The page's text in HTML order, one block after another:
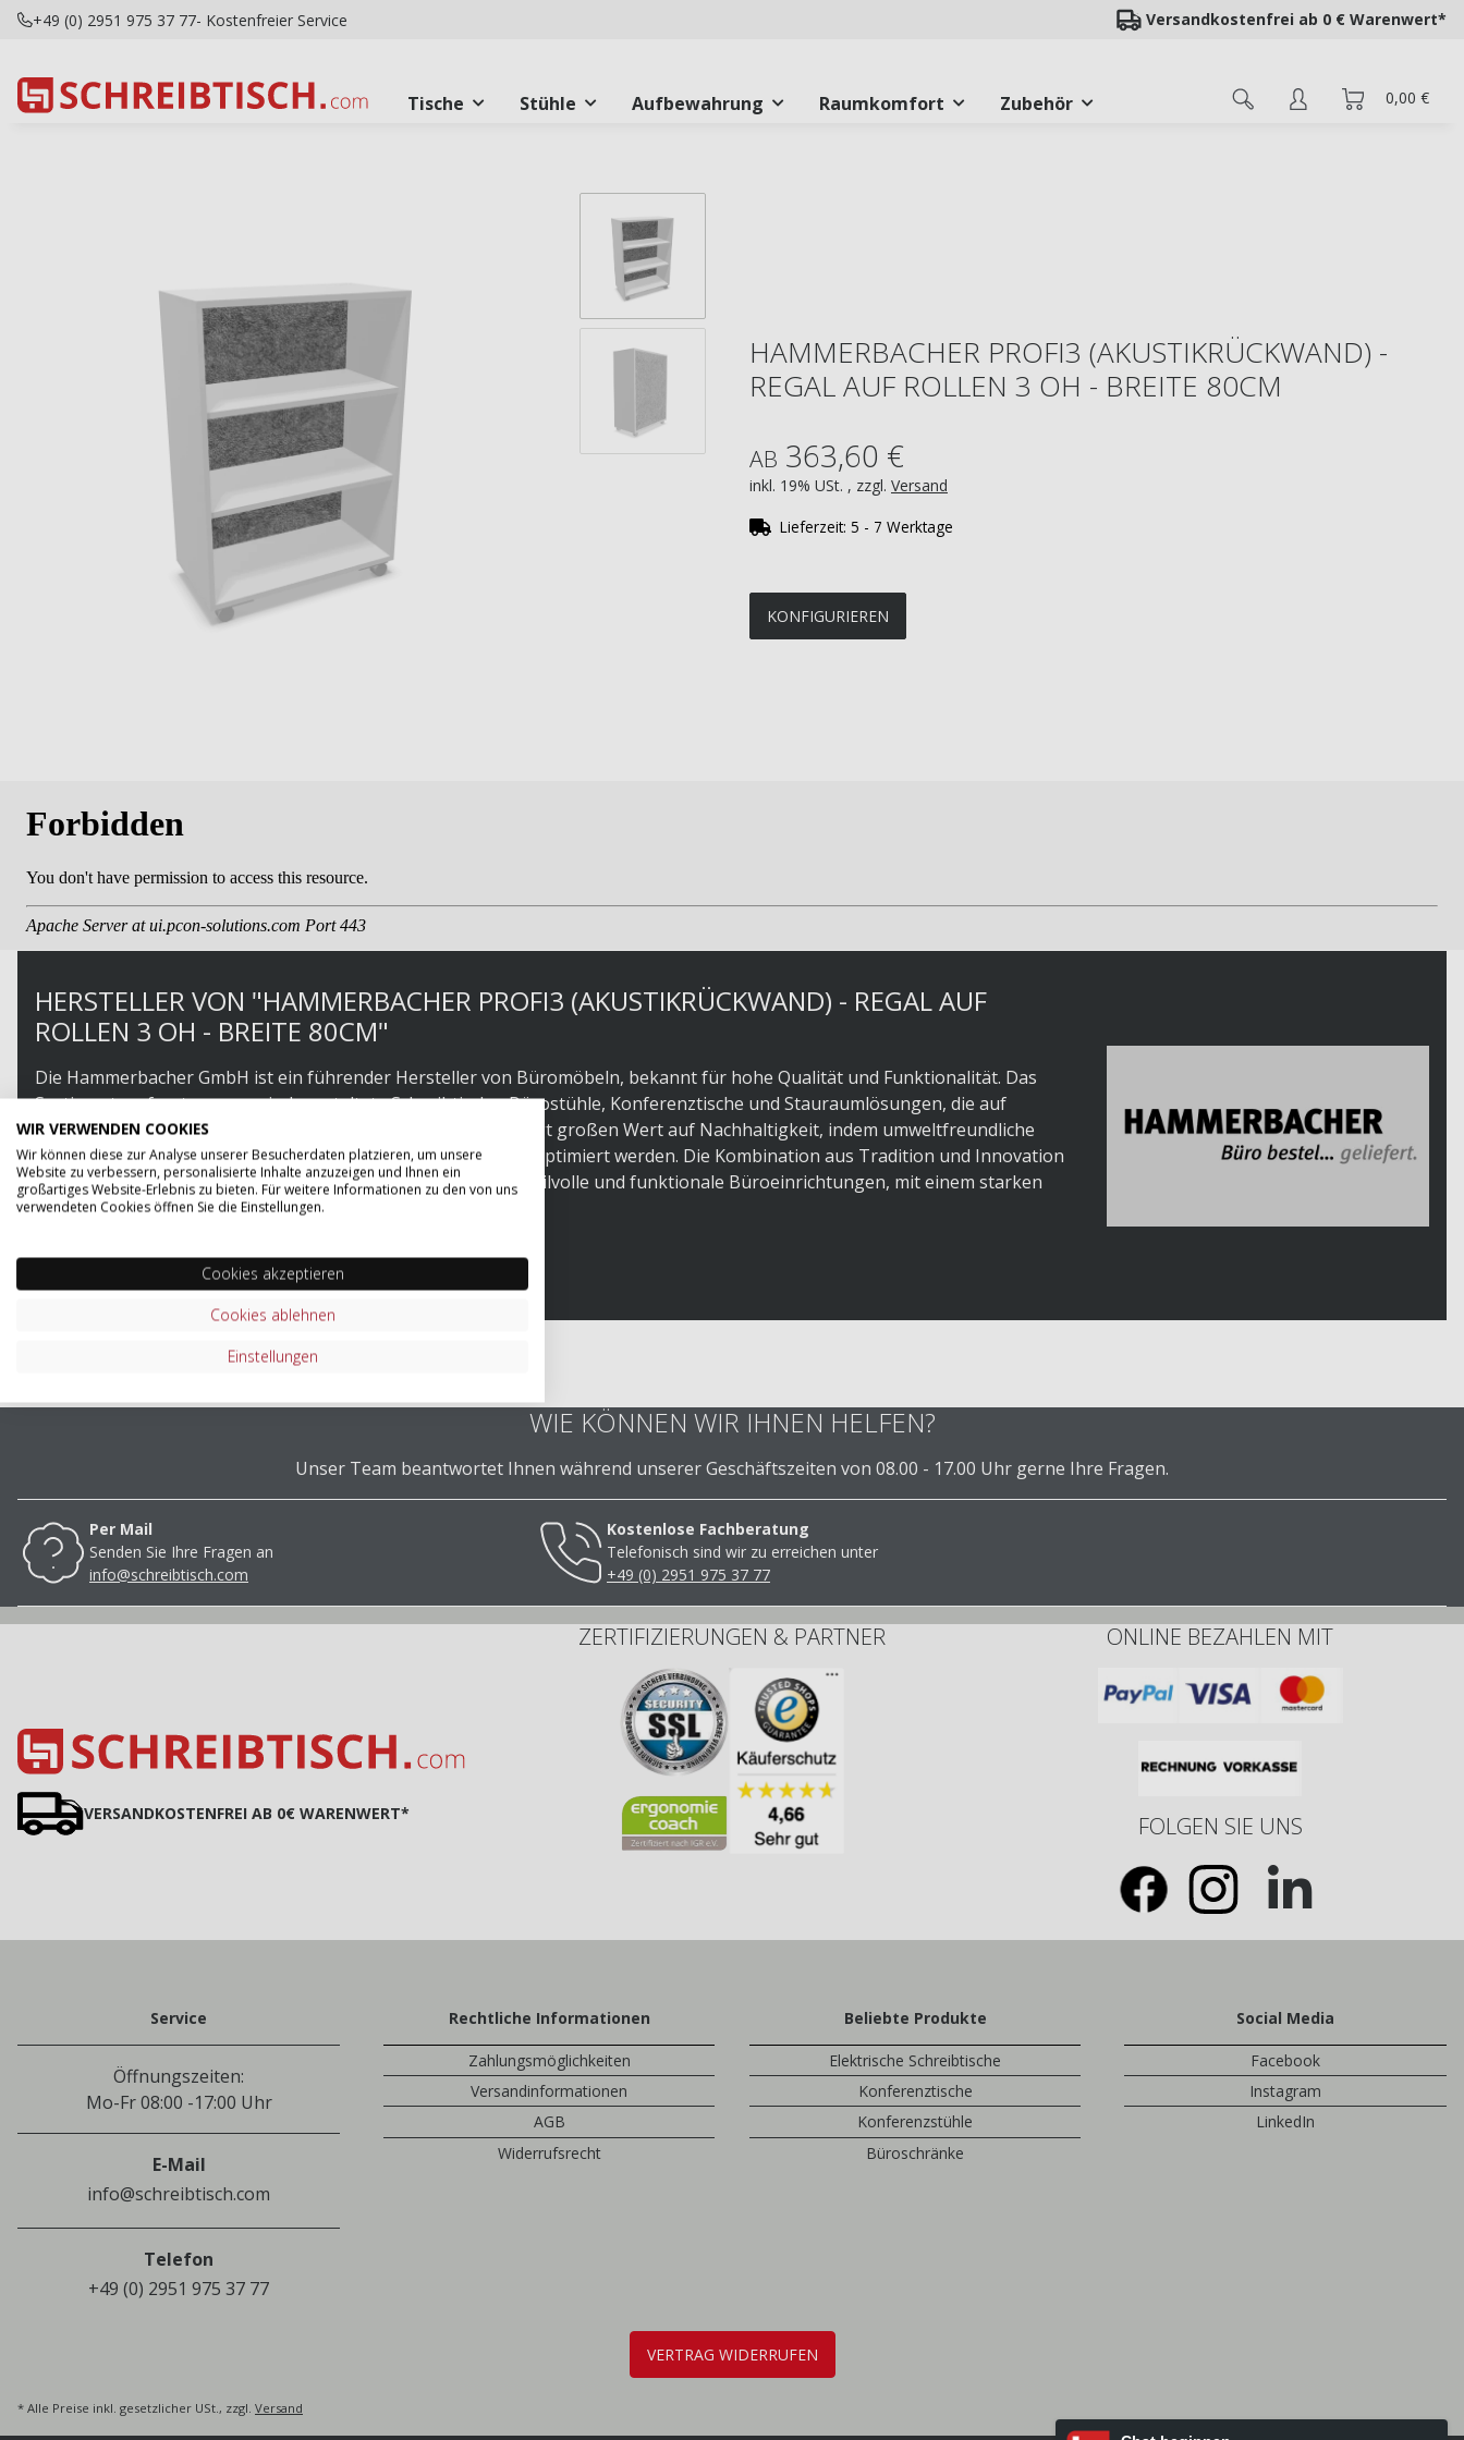
Versandkostenfrei ab 0 € Warenwert*
+49 (0) 2951 975 37 77- Kostenfreier Service
0,00 €
Tische Stühle Aufbewahrung Raumkomfort Zubehör
HAMMERBACHER PROFI3 (AKUSTIKRÜCKWAND) -
REGAL AUF ROLLEN 3 OH - BREITE 80CM
AB 363,60 €
inkl. 19% USt. , zzgl. Versand
Lieferzeit: 5 - 7 Werktage
KONFIGURIEREN
HERSTELLER VON "HAMMERBACHER PROFI3 (AKUSTIKRÜCKWAND) - REGAL AUF
ROLLEN 3 OH - BREITE 80CM"
Die Hammerbacher GmbH ist ein führender Hersteller von Büromöbeln, bekannt für hohe Qualität und Funktionalität. Das
Sortiment umfasst ergonomisch gestaltete Schreibtische, Bürostühle, Konferenztische und Stauraumlösungen, die auf
moderne Arbeitsplätze zugeschnitten sind. Hammerbacher legt großen Wert auf Nachhaltigkeit, indem umweltfreundliche
Materialien verwendet und Produktionsprozesse ökologisch optimiert werden. Die Kombination aus Tradition und Innovation
macht das Unternehmen zu einem verlässlichen Partner für stilvolle und funktionale Büroeinrichtungen, mit einem starken
Fokus auf Kundenzufriedenheit und Umweltschutz.
ZUM SORTIMENT VON HAMMERBACHER
WIE KÖNNEN WIR IHNEN HELFEN?
Unser Team beantwortet Ihnen während unserer Geschäftszeiten von 08.00 - 17.00 Uhr gerne Ihre Fragen.
Per Mail
Senden Sie Ihre Fragen an
info@schreibtisch.com
Kostenlose Fachberatung
Telefonisch sind wir zu erreichen unter
+49 (0) 2951 975 37 77
VERSANDKOSTENFREI AB 0€ WARENWERT*
ZERTIFIZIERUNGEN & PARTNER ONLINE BEZAHLEN MIT
FOLGEN SIE UNS
Service
Öffnungszeiten:
Mo-Fr 08:00 -17:00 Uhr
E-Mail
info@schreibtisch.com
Telefon
+49 (0) 2951 975 37 77
Rechtliche Informationen
Zahlungsmöglichkeiten
Versandinformationen
AGB
Widerrufsrecht
Beliebte Produkte
Elektrische Schreibtische
Konferenztische
Konferenzstühle
Büroschränke
Social Media
Facebook
Instagram
LinkedIn
VERTRAG WIDERRUFEN
* Alle Preise inkl. gesetzlicher USt., zzgl. Versand
WIR VERWENDEN COOKIES
Wir können diese zur Analyse unserer Besucherdaten platzieren, um unsere
Website zu verbessern, personalisierte Inhalte anzuzeigen und Ihnen ein
großartiges Website-Erlebnis zu bieten. Für weitere Informationen zu den von uns
verwendeten Cookies öffnen Sie die Einstellungen.
Cookies akzeptieren
Cookies ablehnen
Einstellungen